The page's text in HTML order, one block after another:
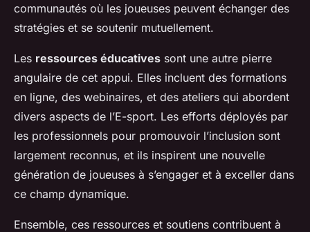
communautés où les joueuses peuvent échanger des
stratégies et se soutenir mutuellement.
Les ressources éducatives sont une autre pierre
angulaire de cet appui. Elles incluent des formations
en ligne, des webinaires, et des ateliers qui abordent
divers aspects de l’E-sport. Les efforts déployés par
les professionnels pour promouvoir l’inclusion sont
largement reconnus, et ils inspirent une nouvelle
génération de joueuses à s’engager et à exceller dans
ce champ dynamique.
Ensemble, ces ressources et soutiens contribuent à